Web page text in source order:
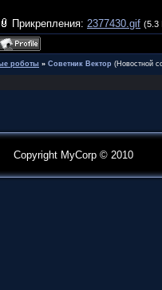
Прикрепления: 2377430.gif (5.3
роботы » Советник Вектор (Новостной
Copyright MyCorp © 2010